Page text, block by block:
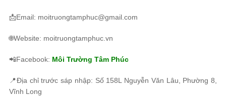
📩Email: moitruongtamphuc@gmail.com
🌐Website: moitruongtamphuc.vn
📲Facebook: Môi Trường Tâm Phúc
📍Địa chỉ trước sáp nhập: Số 158L Nguyễn Văn Lâu, Phường 8,
Vĩnh Long